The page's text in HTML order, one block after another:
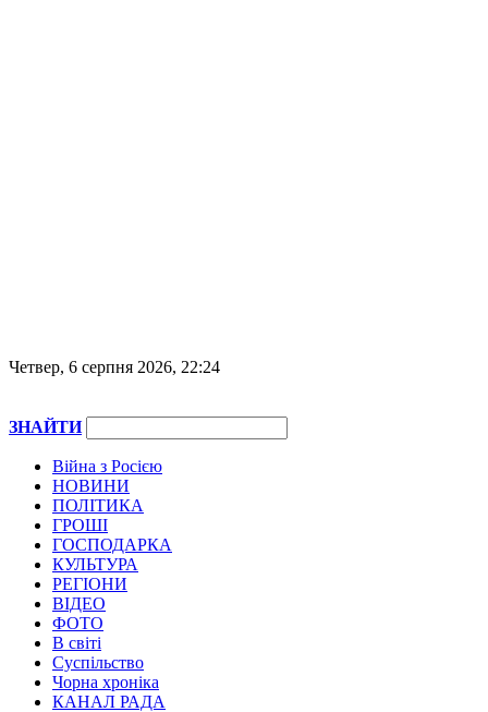
Четвер, 6 серпня 2026, 22:24
ЗНАЙТИ
Війна з Росією
НОВИНИ
ПОЛІТИКА
ГРОШІ
ГОСПОДАРКА
КУЛЬТУРА
РЕГІОНИ
ВІДЕО
ФОТО
В світі
Суспільство
Чорна хроніка
КАНАЛ РАДА